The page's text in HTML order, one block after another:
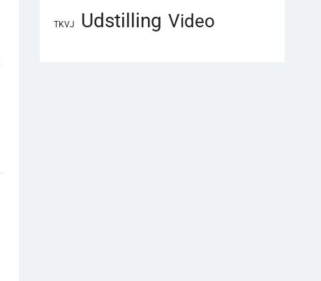
TKVJ Udstilling Video